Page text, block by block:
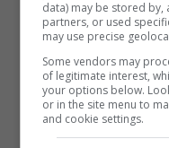
Per fortuna
del forno. Si
modo altrettanto
per effettuare
data) may be stored by,
partners, or used
may use precise
Some vendors may
of legitimate interest,
your options below.
or in the site menu to
and cookie settings.